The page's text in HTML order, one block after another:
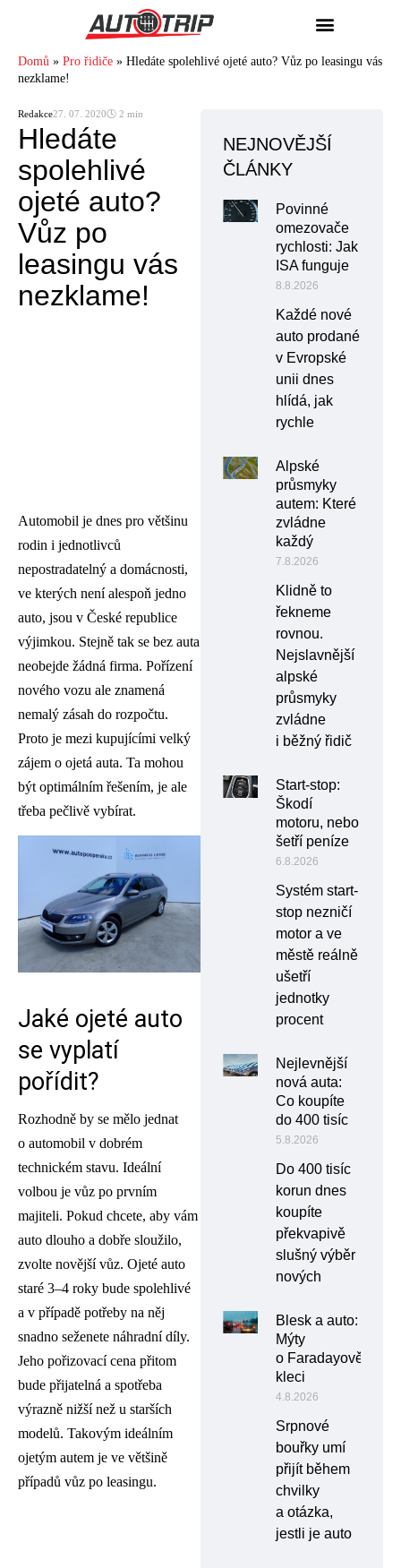
Domů » Pro řidiče » Hledáte spolehlivé ojeté auto? Vůz po leasingu vás
nezklame!
Redakce27. 07. 2020🕓 2 min
Hledáte
spolehlivé
ojeté auto?
Vůz po
leasingu vás
nezklame!
Automobil je dnes pro většinu
rodin i jednotlivců
nepostradatelný a domácnosti,
ve kterých není alespoň jedno
auto, jsou v České republice
výjimkou. Stejně tak se bez auta
neobejde žádná firma. Pořízení
nového vozu ale znamená
nemalý zásah do rozpočtu.
Proto je mezi kupujícími velký
zájem o ojetá auta. Ta mohou
být optimálním řešením, je ale
třeba pečlivě vybírat.
Jaké ojeté auto
se vyplatí
pořídit?
Rozhodně by se mělo jednat
o automobil v dobrém
technickém stavu. Ideální
volbou je vůz po prvním
majiteli. Pokud chcete, aby vám
auto dlouho a dobře sloužilo,
zvolte novější vůz. Ojeté auto
staré 3–4 roky bude spolehlivé
a v případě potřeby na něj
snadno seženete náhradní díly.
Jeho pořizovací cena přitom
bude přijatelná a spotřeba
výrazně nižší než u starších
modelů. Takovým ideálním
ojetým autem je ve většině
případů vůz po leasingu.
NEJNOVĚJŠÍ
ČLÁNKY
Povinné
omezovače
rychlosti: Jak
ISA funguje
8.8.2026
Každé nové
auto prodané
v Evropské
unii dnes
hlídá, jak
rychle
Alpské
průsmyky
autem: Které
zvládne
každý
7.8.2026
Klidně to
řekneme
rovnou.
Nejslavnější
alpské
průsmyky
zvládne
i běžný řidič
Start-stop:
Škodí
motoru, nebo
šetří peníze
6.8.2026
Systém start-
stop nezničí
motor a ve
městě reálně
ušetří
jednotky
procent
Nejlevnější
nová auta:
Co koupíte
do 400 tisíc
5.8.2026
Do 400 tisíc
korun dnes
koupíte
překvapivě
slušný výběr
nových
Blesk a auto:
Mýty
o Faradayově
kleci
4.8.2026
Srpnové
bouřky umí
přijít během
chvilky
a otázka,
jestli je auto